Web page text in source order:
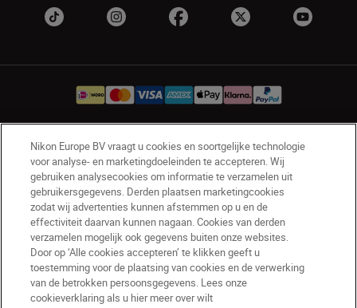
NL Nikon Sites
Contact opnemen
Privacyverklaring
Gebruiksvoorwaarden
Nikon Store - Algemene voorwaarden
Cookieverklaring
Toegankelijkheid
Cookie-instellingen
© 2026 Nikon
Nikon Europe BV vraagt u cookies en soortgelijke technologie
voor analyse- en marketingdoeleinden te accepteren. Wij
gebruiken analysecookies om informatie te verzamelen uit
gebruikersgegevens. Derden plaatsen marketingcookies
zodat wij advertenties kunnen afstemmen op u en de
effectiviteit daarvan kunnen nagaan. Cookies van derden
verzamelen mogelijk ook gegevens buiten onze websites.
Door op ‘Alle cookies accepteren’ te klikken geeft u
toestemming voor de plaatsing van cookies en de verwerking
van de betrokken persoonsgegevens. Lees onze
cookieverklaring als u hier meer over wilt